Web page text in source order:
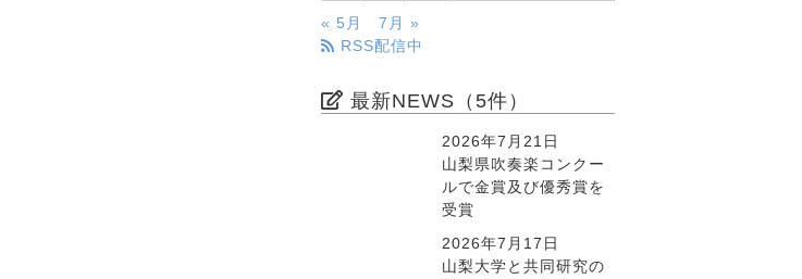
« 5月
7月 »
RSS配信中
最新NEWS（5件）
2026年7月21日
山梨県吹奏楽コンクー
ルで金賞及び優秀賞を
受賞
2026年7月17日
山梨大学と共同研究の